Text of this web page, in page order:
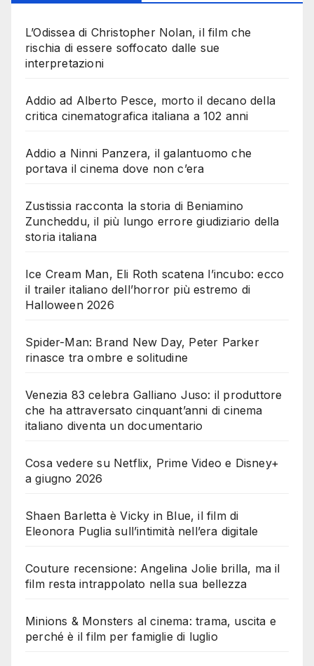
L’Odissea di Christopher Nolan, il film che
rischia di essere soffocato dalle sue
interpretazioni
Addio ad Alberto Pesce, morto il decano della
critica cinematografica italiana a 102 anni
Addio a Ninni Panzera, il galantuomo che
portava il cinema dove non c’era
Zustissia racconta la storia di Beniamino
Zuncheddu, il più lungo errore giudiziario della
storia italiana
Ice Cream Man, Eli Roth scatena l’incubo: ecco
il trailer italiano dell’horror più estremo di
Halloween 2026
Spider-Man: Brand New Day, Peter Parker
rinasce tra ombre e solitudine
Venezia 83 celebra Galliano Juso: il produttore
che ha attraversato cinquant’anni di cinema
italiano diventa un documentario
Cosa vedere su Netflix, Prime Video e Disney+
a giugno 2026
Shaen Barletta è Vicky in Blue, il film di
Eleonora Puglia sull’intimità nell’era digitale
Couture recensione: Angelina Jolie brilla, ma il
film resta intrappolato nella sua bellezza
Minions & Monsters al cinema: trama, uscita e
perché è il film per famiglie di luglio